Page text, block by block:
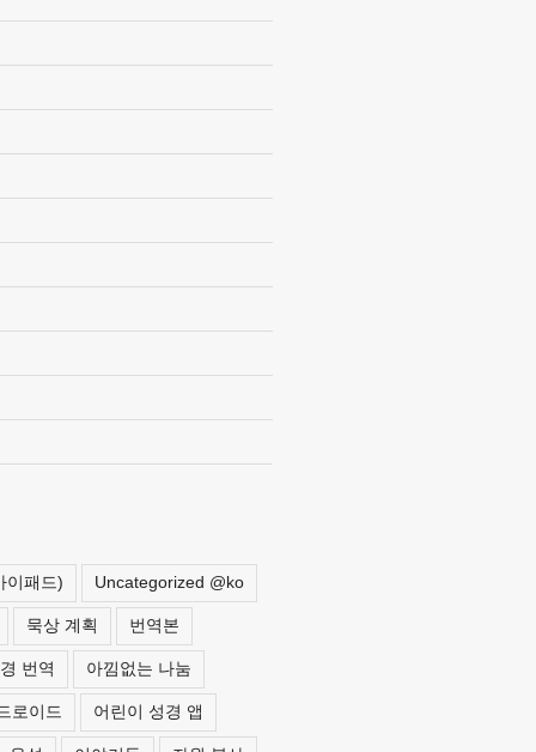
이패드) Uncategorized @ko
묵상 계획 번역본
번역 아낌없는 나눔
로이드 어린이 성경 앱